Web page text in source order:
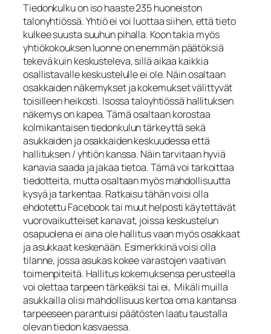
Tiedonkulku on iso haaste 235 huoneiston
talonyhtiössä. Yhtiö ei voi luottaa siihen, että tieto
kulkee suusta suuhun pihalla. Koon takia myös
yhtiökokouksen luonne on enemmän päätöksiä
tekevä kuin keskusteleva, sillä aikaa kaikkia
osallistavalle keskustelulle ei ole. Näin osaltaan
osakkaiden näkemykset ja kokemukset välittyvät
toisilleen heikosti. Isossa taloyhtiössä hallituksen
näkemys on kapea. Tämä osaltaan korostaa
kolmikantaisen tiedonkulun tärkeyttä sekä
asukkaiden ja osakkaiden keskuudessa että
hallituksen / yhtiön kanssa. Näin tarvitaan hyviä
kanavia saada ja jakaa tietoa. Tämä voi tarkoittaa
tiedotteita, mutta osaltaan myös mahdollisuutta
kysyä ja tarkentaa. Ratkaisu tähän voisi olla
ehdotettu Facebook tai muut helposti käytettävät
vuorovaikutteiset kanavat, joissa keskustelun
osapuolena ei aina ole hallitus vaan myös osakkaat
ja asukkaat keskenään. Esimerkkinä voisi olla
tilanne, jossa asukas kokee varastojen vaativan
toimenpiteitä. Hallitus kokemuksensa perusteella
voi olettaa tarpeen tärkeäksi tai ei, Mikäli muilla
asukkailla olisi mahdollisuus kertoa oma kantansa
tarpeeseen parantuisi päätösten laatu taustalla
olevan tiedon kasvaessa.